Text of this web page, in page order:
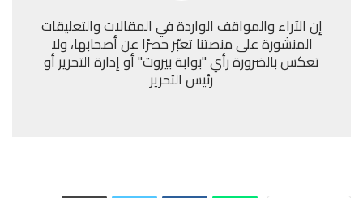
إن الآراء والمواقف الواردة في المقالات والتعليقات
المنشورة على منصتنا تعبّر حصرًا عن أصحابها، ولا
تعكس بالضرورة رأي "بوابة بيروت" أو إدارة التحرير أو
رئيس التحرير